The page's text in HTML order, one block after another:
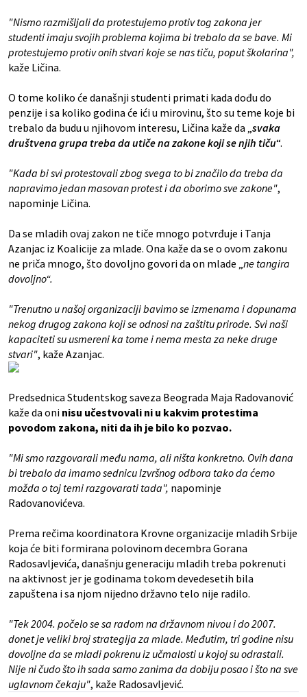
"Nismo razmišljali da protestujemo protiv tog zakona jer
studenti imaju svojih problema kojima bi trebalo da se bave. Mi
protestujemo protiv onih stvari koje se nas tiču, poput školarina",
kaže Ličina.
O tome koliko će današnji studenti primati kada dođu do
penzije i sa koliko godina će ići u mirovinu, što su teme koje bi
trebalo da budu u njihovom interesu, Ličina kaže da „svaka
društvena grupa treba da utiče na zakone koji se njih tiču“.
"Kada bi svi protestovali zbog svega to bi značilo da treba da
napravimo jedan masovan protest i da oborimo sve zakone",
napominje Ličina.
Da se mladih ovaj zakon ne tiče mnogo potvrđuje i Tanja
Azanjac iz Koalicije za mlade. Ona kaže da se o ovom zakonu
ne priča mnogo, što dovoljno govori da on mlade „ne tangira
dovoljno“.
"Trenutno u našoj organizaciji bavimo se izmenama i dopunama
nekog drugog zakona koji se odnosi na zaštitu prirode. Svi naši
kapaciteti su usmereni ka tome i nema mesta za neke druge
stvari", kaže Azanjac.
Predsednica Studentskog saveza Beograda Maja Radovanović
kaže da oni nisu učestvovali ni u kakvim protestima
povodom zakona, niti da ih je bilo ko pozvao.
"Mi smo razgovarali među nama, ali ništa konkretno. Ovih dana
bi trebalo da imamo sednicu Izvršnog odbora tako da ćemo
možda o toj temi razgovarati tada", napominje
Radovanovićeva.
Prema rečima koordinatora Krovne organizacije mladih Srbije
koja će biti formirana polovinom decembra Gorana
Radosavljevića, današnju generaciju mladih treba pokrenuti
na aktivnost jer je godinama tokom devedesetih bila
zapuštena i sa njom nijedno državno telo nije radilo.
"Tek 2004. počelo se sa radom na državnom nivou i do 2007.
donet je veliki broj strategija za mlade. Međutim, tri godine nisu
dovoljne da se mladi pokrenu iz učmalosti u kojoj su odrastali.
Nije ni čudo što ih sada samo zanima da dobiju posao i što na sve
uglavnom čekaju", kaže Radosavljević.